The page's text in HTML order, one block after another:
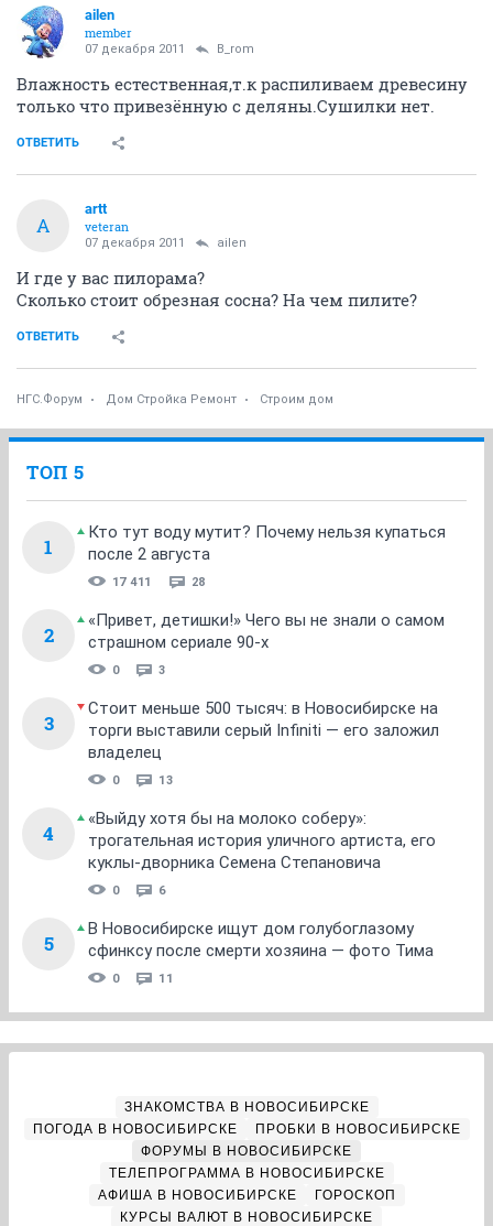
ailen
member
07 декабря 2011 B_rom
Влажность естественная,т.к распиливаем древесину
только что привезённую с деляны.Сушилки нет.
ОТВЕТИТЬ
A
artt
veteran
07 декабря 2011 ailen
И где у вас пилорама?
Сколько стоит обрезная сосна? На чем пилите?
ОТВЕТИТЬ
НГС.Форум Дом Стройка Ремонт Строим дом
ТОП 5
1
Кто тут воду мутит? Почему нельзя купаться
после 2 августа
17 411 28
2
«Привет, детишки!» Чего вы не знали о самом
страшном сериале 90-х
0 3
3
Стоит меньше 500 тысяч: в Новосибирске на
торги выставили серый Infiniti — его заложил
владелец
0 13
4
«Выйду хотя бы на молоко соберу»:
трогательная история уличного артиста, его
куклы-дворника Семена Степановича
0 6
5
В Новосибирске ищут дом голубоглазому
сфинксу после смерти хозяина — фото Тима
0 11
ЗНАКОМСТВА В НОВОСИБИРСКЕ
ПОГОДА В НОВОСИБИРСКЕ
ПРОБКИ В НОВОСИБИРСКЕ
ФОРУМЫ В НОВОСИБИРСКЕ
ТЕЛЕПРОГРАММА В НОВОСИБИРСКЕ
АФИША В НОВОСИБИРСКЕ
ГОРОСКОП
КУРСЫ ВАЛЮТ В НОВОСИБИРСКЕ